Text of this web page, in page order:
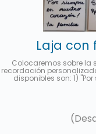
Laja con
Colocaremos sobre la
recordación
disponibles son: 1)
ejemplo. Te
Deberá indicar al
sección